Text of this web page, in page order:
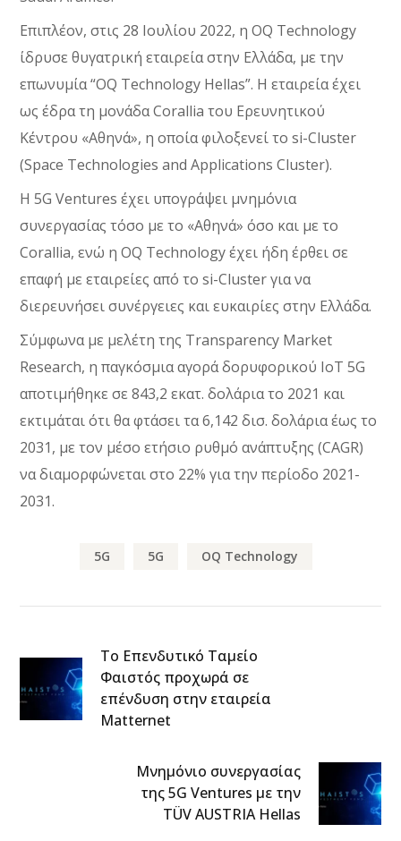
Επιπλέον, στις 28 Ιουλίου 2022, η OQ Technology
ίδρυσε θυγατρική εταιρεία στην Ελλάδα, με την
επωνυμία “OQ Technology Hellas”. Η εταιρεία έχει
ως έδρα τη μονάδα Corallia του Ερευνητικού
Κέντρου «Αθηνά», η οποία φιλοξενεί το si-Cluster
(Space Technologies and Applications Cluster).
Η 5G Ventures έχει υπογράψει μνημόνια
συνεργασίας τόσο με το «Αθηνά» όσο και με το
Corallia, ενώ η OQ Technology έχει ήδη έρθει σε
επαφή με εταιρείες από το si-Cluster για να
διερευνήσει συνέργειες και ευκαιρίες στην Ελλάδα.
Σύμφωνα με μελέτη της Transparency Market
Research, η παγκόσμια αγορά δορυφορικού IoT 5G
αποτιμήθηκε σε 843,2 εκατ. δολάρια το 2021 και
εκτιμάται ότι θα φτάσει τα 6,142 δισ. δολάρια έως το
2031, με τον μέσο ετήσιο ρυθμό ανάπτυξης (CAGR)
να διαμορφώνεται στο 22% για την περίοδο 2021-
2031.
5G 5G OQ Technology
Το Επενδυτικό Ταμείο
Φαιστός προχωρά σε
επένδυση στην εταιρεία
Matternet
Μνημόνιο συνεργασίας
της 5G Ventures με την
TÜV AUSTRIA Hellas